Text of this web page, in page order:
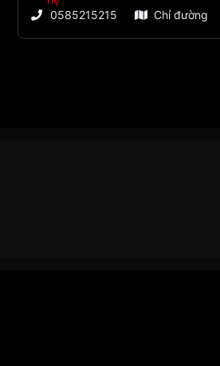
0585215215
Chỉ đường